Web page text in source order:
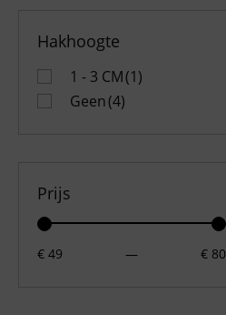
Hakhoogte
1 - 3 CM(1)
Geen(4)
Prijs
€ 49 — € 80